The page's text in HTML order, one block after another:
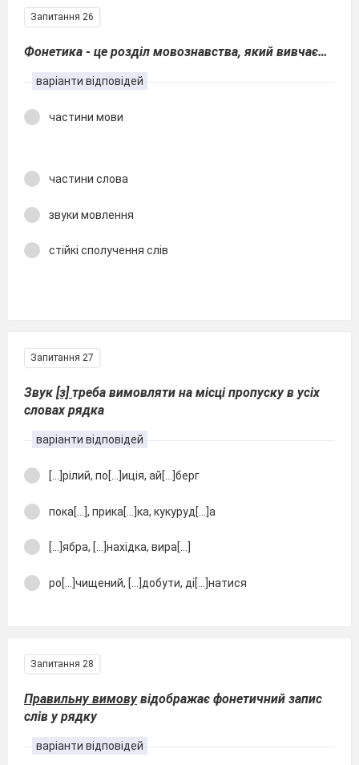
Запитання 26
Фонетика - це розділ мовознавства, який вивчає…
варіанти відповідей
частини мови
частини слова
звуки мовлення
стійкі сполучення слів
Запитання 27
Звук [з]треба вимовляти на місці пропуску в усіх
словах рядка
варіанти відповідей
[...]рілий, по[...]иція, ай[...]берг
пока[...], прика[...]ка, кукуруд[...]а
[...]ябра, [...]нахідка, вира[...]
ро[...]чищений, [...]добути, ді[...]натися
Запитання 28
Правильну вимовувідображає фонетичний запис
слів у рядку
варіанти відповідей